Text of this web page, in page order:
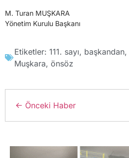
M. Turan MUŞKARA
Yönetim Kurulu Başkanı
Etiketler: 111. sayı, başkandan,
Muşkara, önsöz
← Önceki Haber